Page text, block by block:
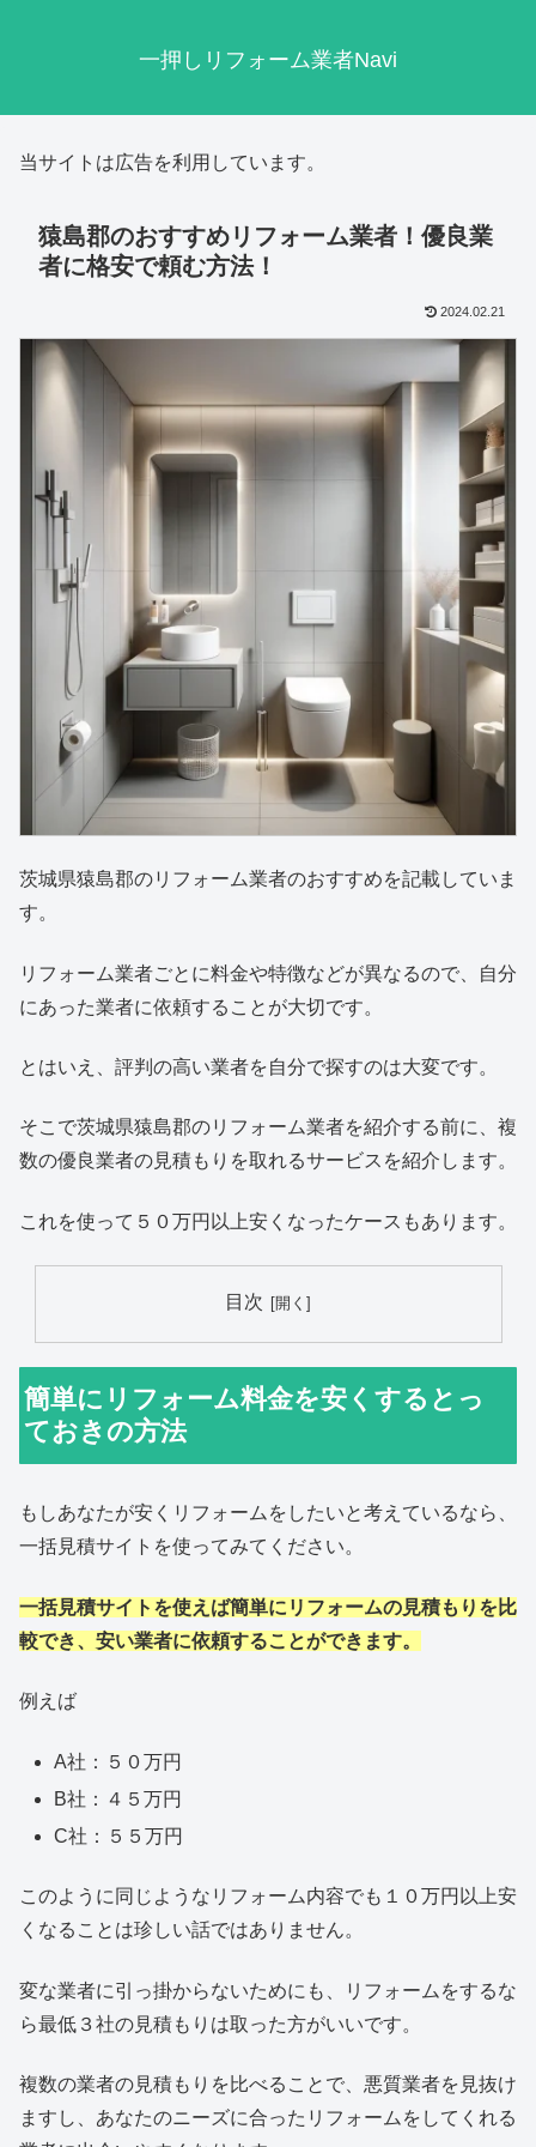
一押しリフォーム業者Navi
当サイトは広告を利用しています。
猿島郡のおすすめリフォーム業者！優良業
者に格安で頼む方法！
2024.02.21
茨城県猿島郡のリフォーム業者のおすすめを記載していま
す。
リフォーム業者ごとに料金や特徴などが異なるので、自分
にあった業者に依頼することが大切です。
とはいえ、評判の高い業者を自分で探すのは大変です。
そこで茨城県猿島郡のリフォーム業者を紹介する前に、複
数の優良業者の見積もりを取れるサービスを紹介します。
これを使って５０万円以上安くなったケースもあります。
目次
簡単にリフォーム料金を安くするとっ
ておきの方法
もしあなたが安くリフォームをしたいと考えているなら、
一括見積サイトを使ってみてください。
一括見積サイトを使えば簡単にリフォームの見積もりを比
較でき、安い業者に依頼することができます。
例えば
A社：５０万円
B社：４５万円
C社：５５万円
このように同じようなリフォーム内容でも１０万円以上安
くなることは珍しい話ではありません。
変な業者に引っ掛からないためにも、リフォームをするな
ら最低３社の見積もりは取った方がいいです。
複数の業者の見積もりを比べることで、悪質業者を見抜け
ますし、あなたのニーズに合ったリフォームをしてくれる